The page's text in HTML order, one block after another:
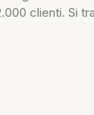
clienti. Si